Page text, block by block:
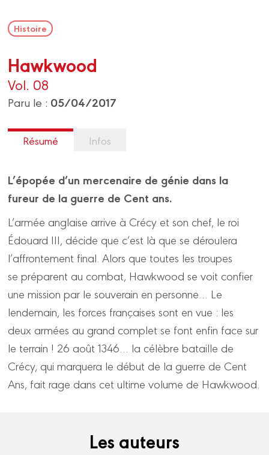
Histoire
Hawkwood
Vol. 08
Paru le : 05/04/2017
Résumé Infos
L’épopée d’un mercenaire de génie dans la
fureur de la guerre de Cent ans.
L’armée anglaise arrive à Crécy et son chef, le roi
Édouard III, décide que c’est là que se déroulera
l’affrontement final. Alors que toutes les troupes
se préparent au combat, Hawkwood se voit confier
une mission par le souverain en personne… Le
lendemain, les forces françaises sont en vue : les
deux armées au grand complet se font enfin face sur
le terrain ! 26 août 1346… la célèbre bataille de
Crécy, qui marquera le début de la guerre de Cent
Ans, fait rage dans cet ultime volume de Hawkwood.
Les auteurs